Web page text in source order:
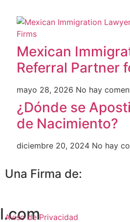
Mexican
Referral Partner
mayo 28, 2026 No hay
¿Dónde se
de Nacimiento?
diciembre 20, 2024 No hay
Una Firma de:
Aviso de Privacidad